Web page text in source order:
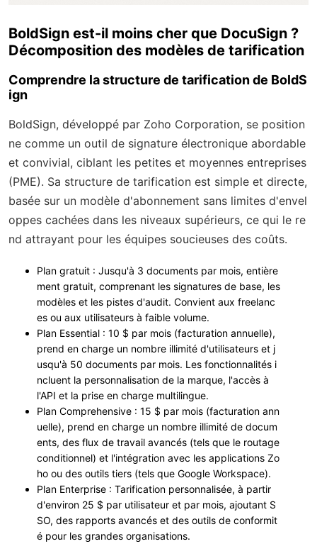
BoldSign est-il moins cher que DocuSign ?
Décomposition des modèles de tarification
Comprendre la structure de tarification de BoldS
ign
BoldSign, développé par Zoho Corporation, se position
ne comme un outil de signature électronique abordable
et convivial, ciblant les petites et moyennes entreprises
(PME). Sa structure de tarification est simple et directe,
basée sur un modèle d'abonnement sans limites d'envel
oppes cachées dans les niveaux supérieurs, ce qui le re
nd attrayant pour les équipes soucieuses des coûts.
Plan gratuit : Jusqu'à 3 documents par mois, entière
ment gratuit, comprenant les signatures de base, les
modèles et les pistes d'audit. Convient aux freelanc
es ou aux utilisateurs à faible volume.
Plan Essential : 10 $ par mois (facturation annuelle),
prend en charge un nombre illimité d'utilisateurs et j
usqu'à 50 documents par mois. Les fonctionnalités i
ncluent la personnalisation de la marque, l'accès à
l'API et la prise en charge multilingue.
Plan Comprehensive : 15 $ par mois (facturation ann
uelle), prend en charge un nombre illimité de docum
ents, des flux de travail avancés (tels que le routage
conditionnel) et l'intégration avec les applications Zo
ho ou des outils tiers (tels que Google Workspace).
Plan Enterprise : Tarification personnalisée, à partir
d'environ 25 $ par utilisateur et par mois, ajoutant S
SO, des rapports avancés et des outils de conformit
é pour les grandes organisations.